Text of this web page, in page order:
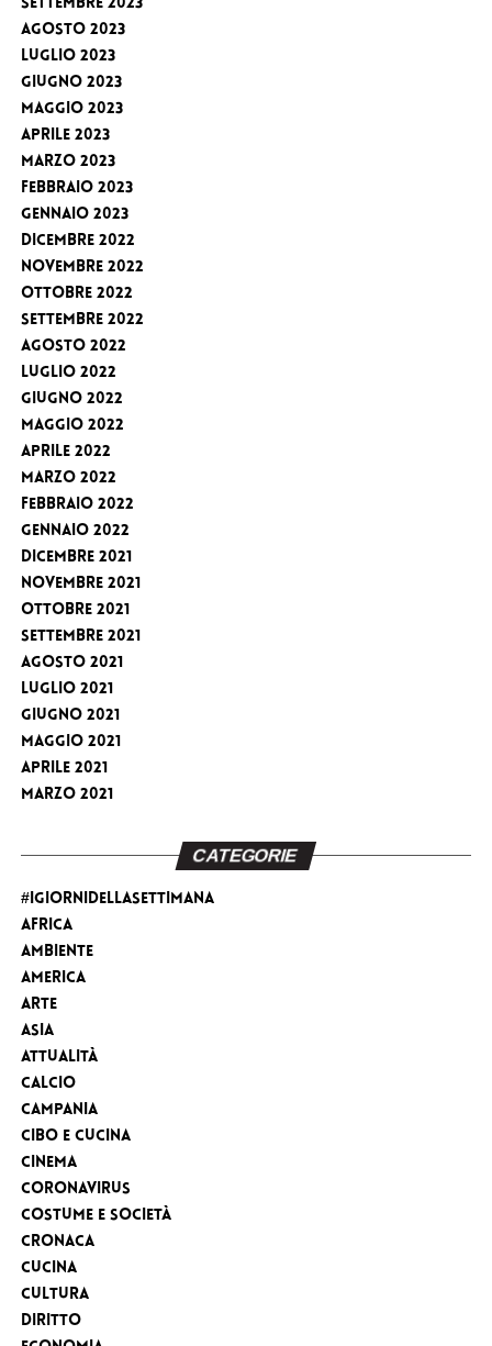
Settembre 2023
Agosto 2023
Luglio 2023
Giugno 2023
Maggio 2023
Aprile 2023
Marzo 2023
Febbraio 2023
Gennaio 2023
Dicembre 2022
Novembre 2022
Ottobre 2022
Settembre 2022
Agosto 2022
Luglio 2022
Giugno 2022
Maggio 2022
Aprile 2022
Marzo 2022
Febbraio 2022
Gennaio 2022
Dicembre 2021
Novembre 2021
Ottobre 2021
Settembre 2021
Agosto 2021
Luglio 2021
Giugno 2021
Maggio 2021
Aprile 2021
Marzo 2021
CATEGORIE
#iGiorniDellaSettimana
Africa
Ambiente
America
Arte
Asia
Attualità
Calcio
Campania
Cibo e cucina
Cinema
Coronavirus
Costume e Società
Cronaca
cucina
Cultura
Diritto